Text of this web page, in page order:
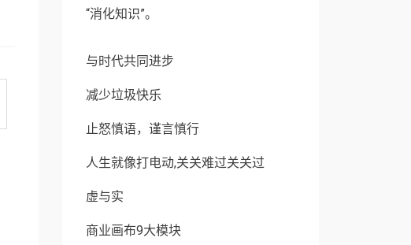
“消化知识”。
与时代共同进步
减少垃圾快乐
止怒慎语，谨言慎行
人生就像打电动,关关难过关关过
虚与实
商业画布9大模块